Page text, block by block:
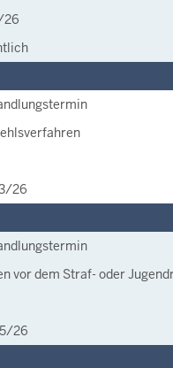
26
26
vor dem Straf- oder
26